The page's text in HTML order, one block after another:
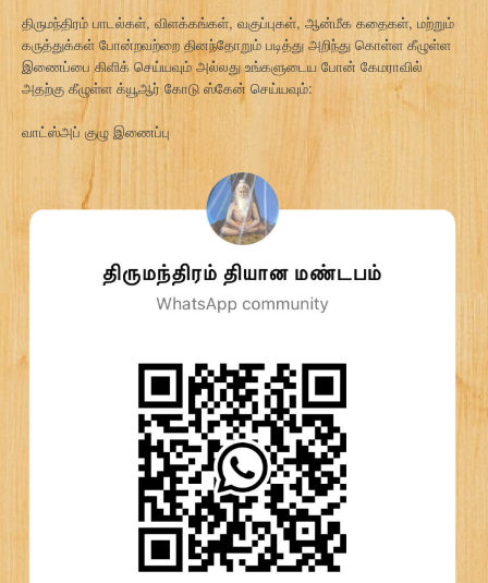
திருமந்திரம் பாடல்கள், விளக்கங்கள், வகுப்புகள், ஆன்மீக கதைகள், மற்றும்
கருத்துக்கள் போன்றவற்றை தினந்தோறும் படித்து அறிந்து கொள்ள கீழுள்ள
இணைப்பை கிளிக் செய்யவும் அல்லது உங்களுடைய போன் கேமராவில்
அதற்கு கீழுள்ள க்யூஆர் கோடு ஸ்கேன் செய்யவும்:
வாட்ஸ்அப் குழு இணைப்பு